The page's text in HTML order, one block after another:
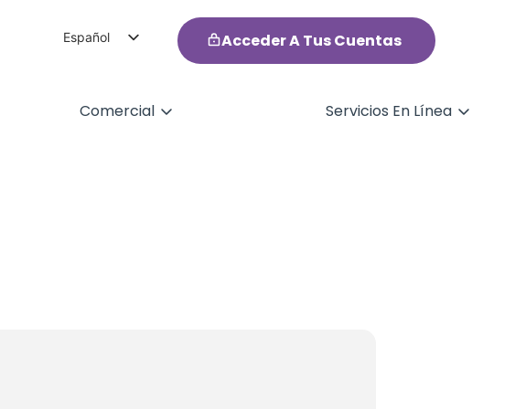
Español
Acceder A Tus Cuentas
Comercial Servicios En Línea